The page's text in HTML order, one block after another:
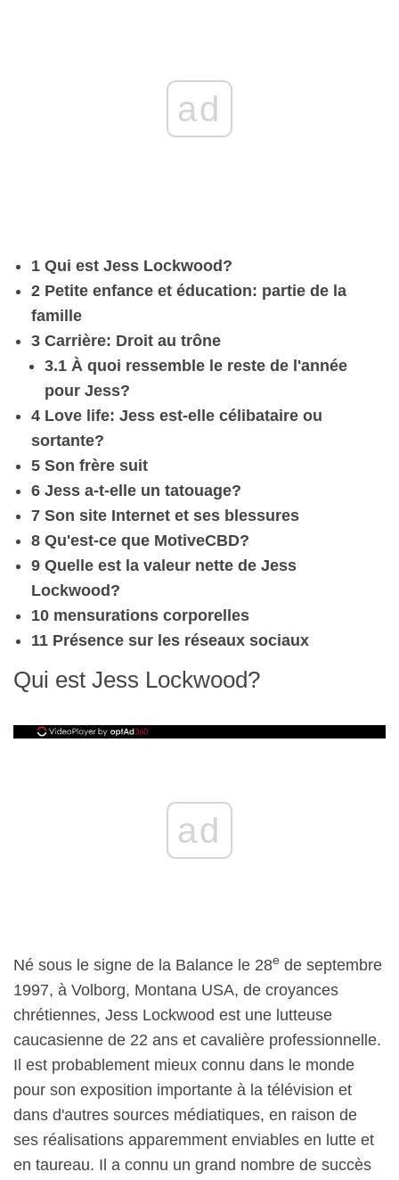
ad
1 Qui est Jess Lockwood?
2 Petite enfance et éducation: partie de la
famille
3 Carrière: Droit au trône
3.1 À quoi ressemble le reste de l'année
pour Jess?
4 Love life: Jess est-elle célibataire ou
sortante?
5 Son frère suit
6 Jess a-t-elle un tatouage?
7 Son site Internet et ses blessures
8 Qu'est-ce que MotiveCBD?
9 Quelle est la valeur nette de Jess
Lockwood?
10 mensurations corporelles
11 Présence sur les réseaux sociaux
Qui est Jess Lockwood?
ad
Né sous le signe de la Balance le 28e de septembre
1997, à Volborg, Montana USA, de croyances
chrétiennes, Jess Lockwood est une lutteuse
caucasienne de 22 ans et cavalière professionnelle.
Il est probablement mieux connu dans le monde
pour son exposition importante à la télévision et
dans d'autres sources médiatiques, en raison de
ses réalisations apparemment enviables en lutte et
en taureau. Il a connu un grand nombre de succès